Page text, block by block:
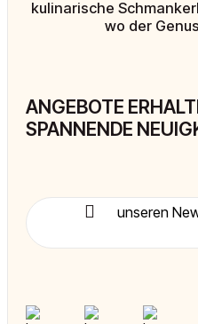
kulinarische
wo der
ANGEBOTE
SPANNENDE
unseren